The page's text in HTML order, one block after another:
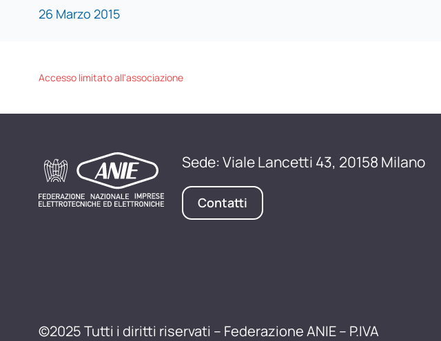
26 Marzo 2015
Accesso limitato all'associazione
Sede: Viale Lancetti 43, 20158 Milano
Contatti
©2025 Tutti i diritti riservati – Federazione ANIE – P.IVA